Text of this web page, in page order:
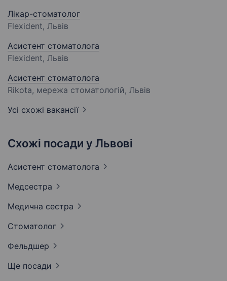
Лікар-стоматолог
Flexident, Львів
Асистент стоматолога
Flexident, Львів
Асистент стоматолога
Rikota, мережа стоматологій, Львів
Усі схожі вакансії
Схожі посади у Львові
Асистент стоматолога
Медсестра
Медична сестра
Стоматолог
Фельдшер
Ще посади